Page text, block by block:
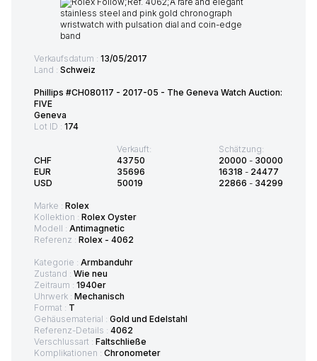
Verkaufsdatum : 13/05/2017
Land : Schweiz
Phillips #CH080117 - 2017-05 - The Geneva Watch Auction:
FIVE
Geneva
Lot ID : 174
CHF
EUR
USD
Verkauft:
43750
35696
50019
Schätzung:
20000 - 30000
16318 - 24477
22866 - 34299
Marke : Rolex
Kollektion : Rolex Oyster
Modell : Antimagnetic
Referenz : Rolex - 4062
Kategorie : Armbanduhr
Zustand : Wie neu
Zeitraum : 1940er
Uhrwerk : Mechanisch
Format : T
Gehäusematerial : Gold und Edelstahl
Referenz-Details : 4062
Verschlussart : Faltschließe
Komplikationen : Chronometer